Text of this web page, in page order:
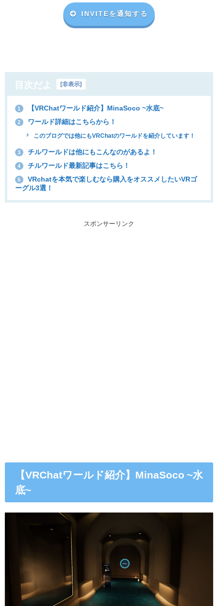
INVITEを通知する
目次だよ [非表示]
1 【VRChatワールド紹介】MinaSoco ~水底~
2 ワールド詳細はこちらから！
このブログでは他にもVRChatのワールドを紹介しています！
3 チルワールドは他にもこんなのがあるよ！
4 チルワールド最新記事はこちら！
5
VRchatを本気で楽しむなら購入をオススメしたいVRゴ
ーグル3選！
スポンサーリンク
【VRChatワールド紹介】MinaSoco ~水
底~